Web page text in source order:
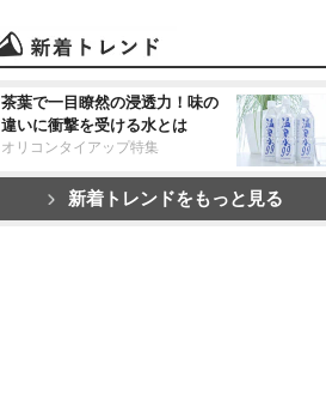
茶葉で一目瞭然の浸透力！味の
違いに衝撃を受ける水とは
オリコンタイアップ特集
新着トレンドをもっと見る